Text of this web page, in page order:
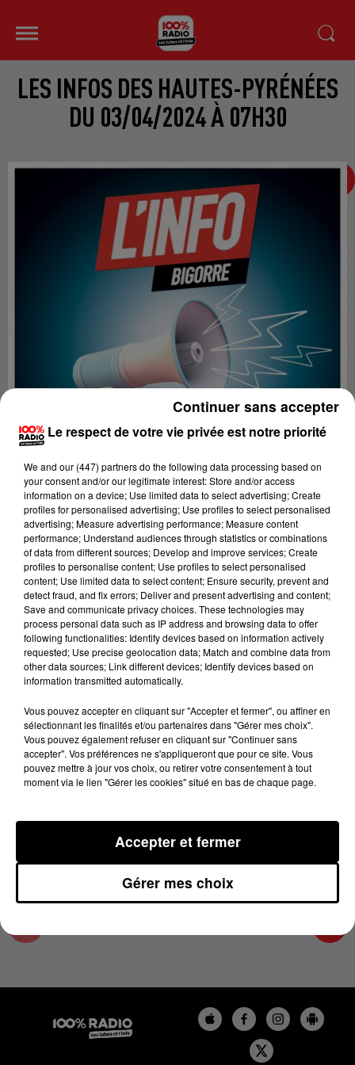
LES INFOS DES HAUTES-PYRÉNÉES
DU 03/04/2024 À 07H30
Lecture (4 min 11 sec)
100%
100% Radio les infos des Hautes-Pyrénées
3 avril 2024 - 4 min 11 sec
LES INFOS DES HAUTES-PYRÉNÉES DU
03/04/2024 À 07H30
Podcasts infos des Hautes-Pyrénées
Le respect de votre vie privée est notre priorité
We and our (447) partnersdo the following data processing based on
your consent and/or our legitimate interest: Store and/or access
information on a device; Use limited data to select advertising; Create
profiles for personalised advertising; Use profiles to select personalised
advertising; Measure advertising performance; Measure content
performance; Understand audiences through statistics or combinations
of data from different sources; Develop and improve services; Create
profiles to personalise content; Use profiles to select personalised
content; Use limited data to select content; Ensure security, prevent and
detect fraud, and fix errors; Deliver and present advertising and content;
Save and communicate privacy choices. These technologies may
process personal data such as IP address and browsing data to offer
following functionalities: Identify devices based on information actively
requested; Use precise geolocation data; Match and combine data from
other data sources; Link different devices; Identify devices based on
information transmitted automatically.
Vous pouvez accepter en cliquant sur "Accepter et fermer", ou affiner en
sélectionnant les finalités et/ou partenaires dans "Gérer mes choix".
Vous pouvez également refuser en cliquant sur "Continuer sans
accepter". Vos préférences ne s'appliqueront que pour ce site. Vous
pouvez mettre à jour vos choix, ou retirer votre consentement à tout
moment via le lien "Gérer les cookies" situé en bas de chaque page.
Gérer mes choix
Accepter et fermer
Continuer sans accepter